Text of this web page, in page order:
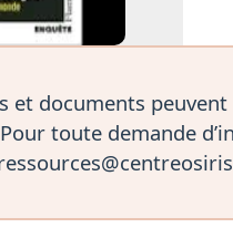
et documents
toute demande